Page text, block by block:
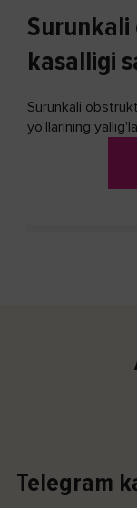
kasalligi
Surunkali
yo'llarining
Telegram